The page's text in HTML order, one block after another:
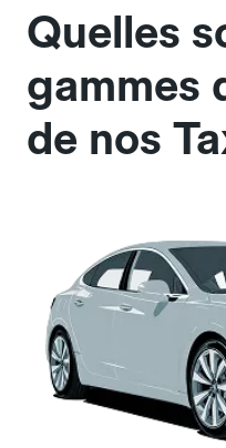
Quelles
gammes
de nos